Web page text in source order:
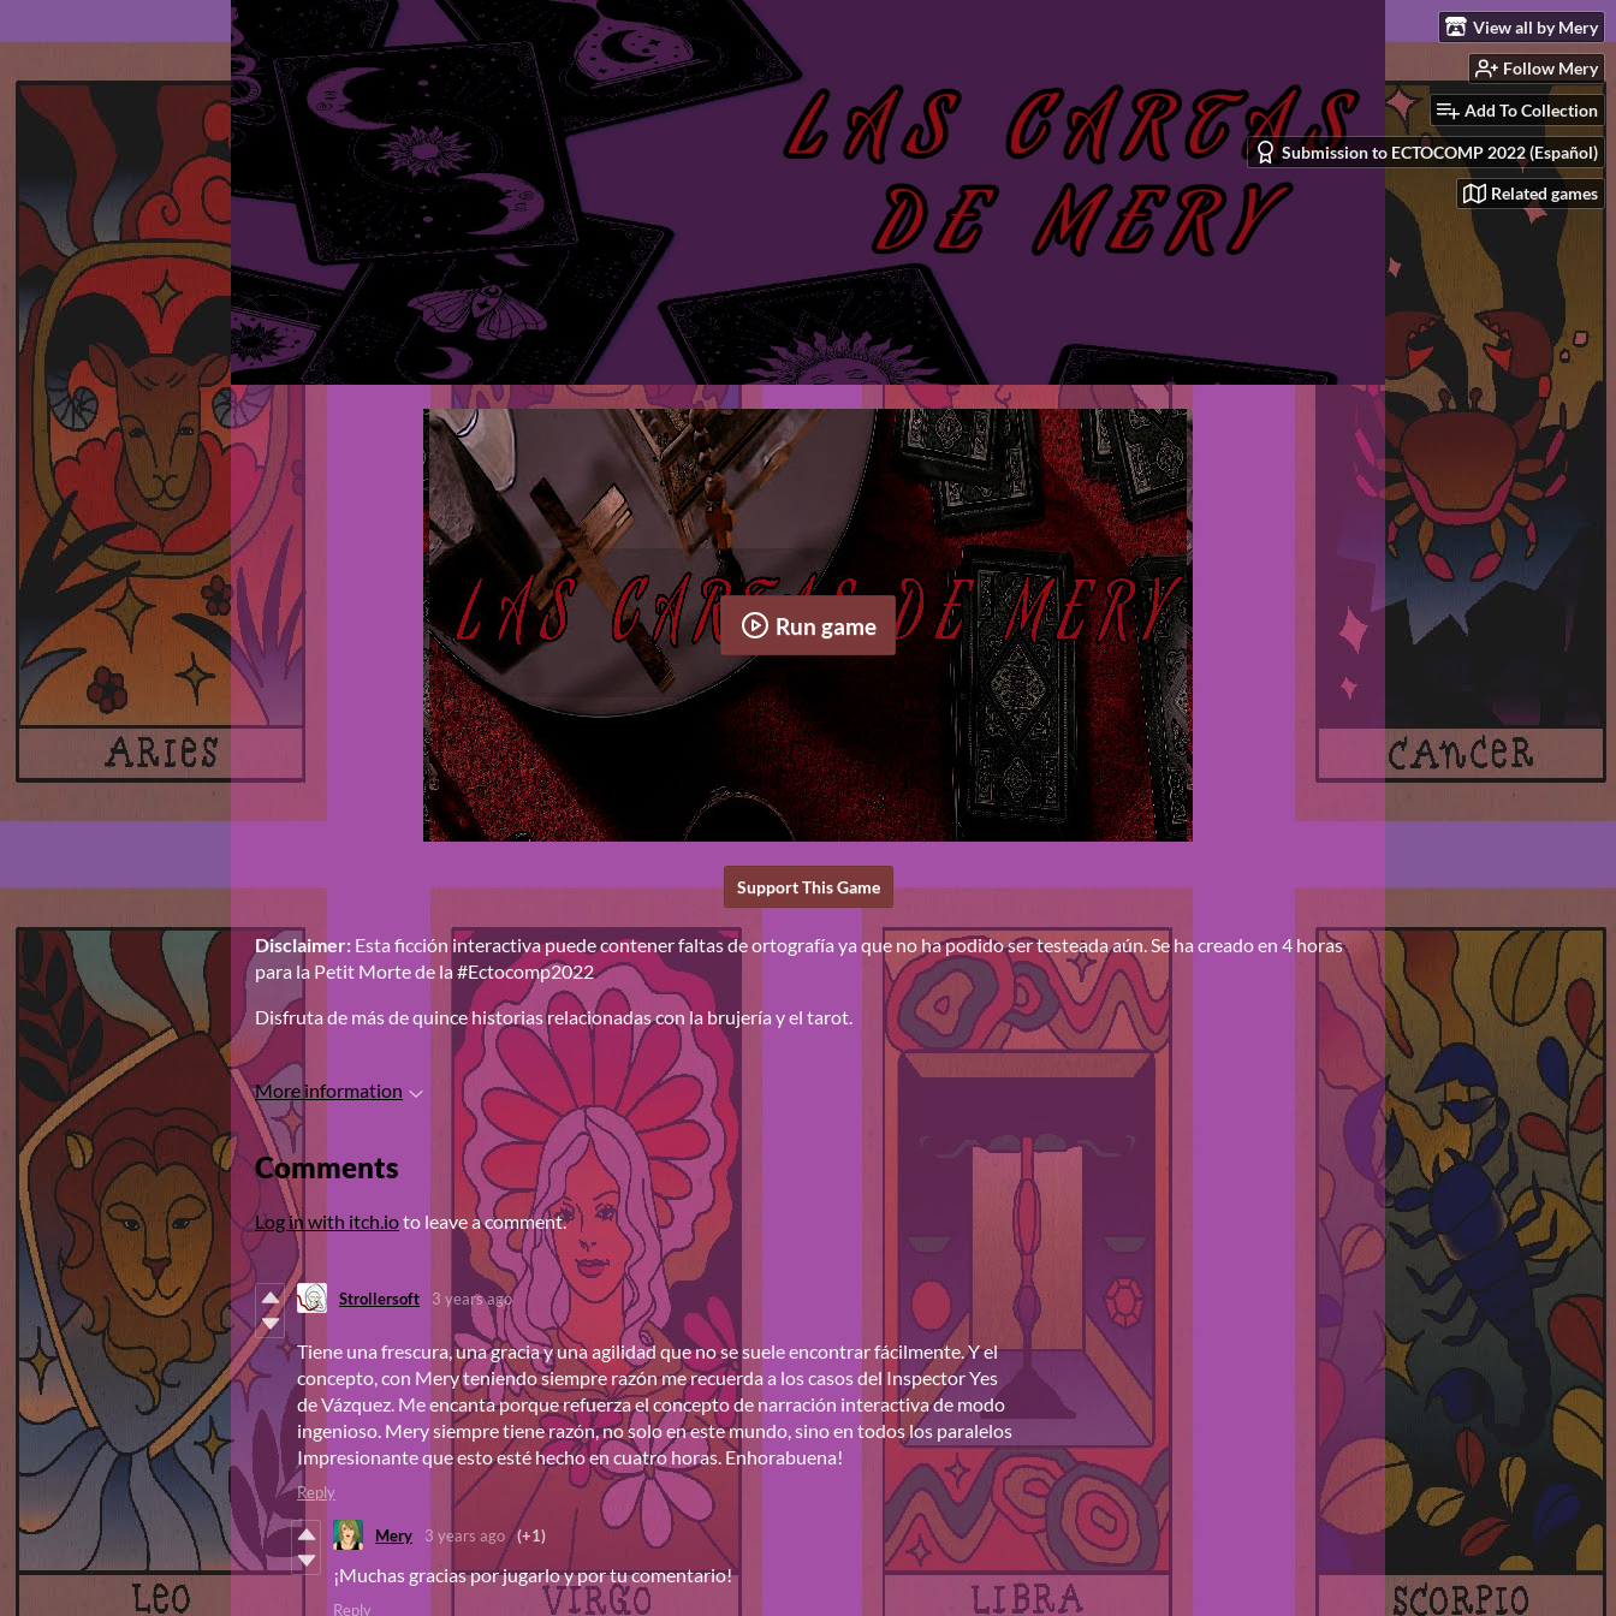
View all by Mery
Follow Mery
Add To Collection
Submission to ECTOCOMP 2022 (Español)
Related games
Run game
Support This Game
Disclaimer: Esta ficción interactiva puede contener faltas de ortografía ya que no ha podido ser testeada aún. Se ha creado en 4 horas
para la Petit Morte de la #Ectocomp2022
Disfruta de más de quince historias relacionadas con la brujería y el tarot.
More information
Comments
Log in with itch.ioto leave a comment.
Strollersoft 3 years ago
Tiene una frescura, una gracia y una agilidad que no se suele encontrar fácilmente. Y el
concepto, con Mery teniendo siempre razón me recuerda a los casos del Inspector Yes
de Vázquez. Me encanta porque refuerza el concepto de narración interactiva de modo
ingenioso. Mery siempre tiene razón, no solo en este mundo, sino en todos los paralelos
Impresionante que esto esté hecho en cuatro horas. Enhorabuena!
Reply
Mery 3 years ago (+1)
¡Muchas gracias por jugarlo y por tu comentario!
Reply